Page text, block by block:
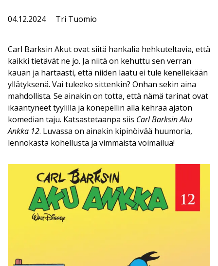
04.12.2024 Tri Tuomio
Carl Barksin Akut ovat siitä hankalia hehkuteltavia, että
kaikki tietävät ne jo. Ja niitä on kehuttu sen verran
kauan ja hartaasti, että niiden laatu ei tule kenellekään
yllätyksenä. Vai tuleeko sittenkin? Onhan sekin aina
mahdollista. Se ainakin on totta, että nämä tarinat ovat
ikääntyneet tyylillä ja konepellin alla kehrää ajaton
komedian taju. Katsastetaanpa siis Carl Barksin Aku
Ankka 12. Luvassa on ainakin kipinöivää huumoria,
lennokasta kohellusta ja vimmaista voimailua!